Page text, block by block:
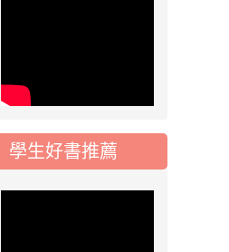
2026-07-17
公告
公告-115年桃園市運
動會國小游泳比賽楊
梅區代表選手 集訓及
比賽通知
學生好書推薦